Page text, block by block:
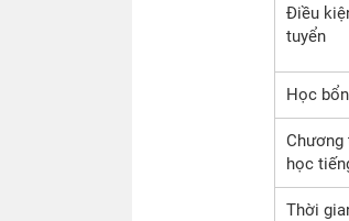
Điều
tuyển
Học
Chương
học
Thời